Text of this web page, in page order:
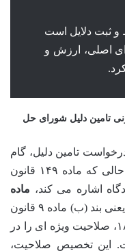
و ثبت دلایل است
اصلی، ارزش و
تامین دلیل شورای حل
تامین دلیل، گام
نخست در هر اقدام حقوقی است. در حالی که ماده ۱۴۹ قانون
اشاره می کند، ماده
، یعنی بند (ب) ماده ۹ قانون
شوراهای حل اختلاف مصوب ۱۸/۴/۱۳۸۷، صلاحیت ویژه ای را در
این تخصیص صلاحیت،